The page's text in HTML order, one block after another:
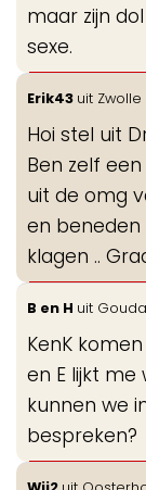
maar zijn
sexe.
Erik43 uit Zwolle
Hoi stel uit
Ben zelf
uit de omg
en beneden
klagen ..
B en H uit Gouda
KenK
en E lijkt
kunnen we
bespreken?